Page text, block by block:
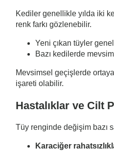
Kediler genellikle yılda iki
renk farkı gözlenebilir.
Yeni çıkan tüyler
Bazı kedilerde
Mevsimsel geçişlerde
işareti olabilir.
Hastalıklar ve Cilt
Tüy renginde değişim bazı
Karaciğer